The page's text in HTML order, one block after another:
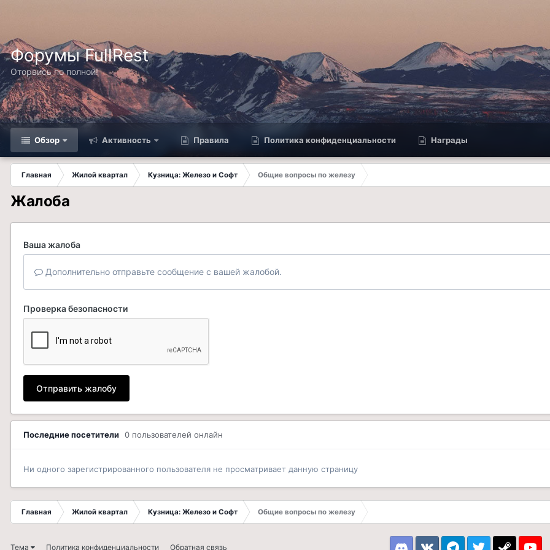
Форумы FullRest
Оторвись по полной!
Обзор Активность Правила Политика конфиденциальности Награды
Главная Жилой квартал Кузница: Железо и Софт
Общие вопросы по железу
Жалоба
Ваша жалоба
Дополнительно отправьте сообщение с вашей жалобой.
Проверка безопасности
Отправить жалобу
Последние посетители 0 пользователей онлайн
Ни одного зарегистрированного пользователя не просматривает данную страницу
Главная Жилой квартал Кузница: Железо и Софт Общие вопросы по железу
Тема Политика конфиденциальности Обратная связь